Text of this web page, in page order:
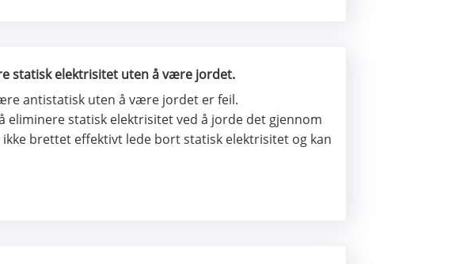
statisk elektrisitet uten å være jordet.
antistatisk uten å være jordet er feil.
eliminere statisk elektrisitet ved å jorde det gjennom
brettet effektivt lede bort statisk elektrisitet og kan